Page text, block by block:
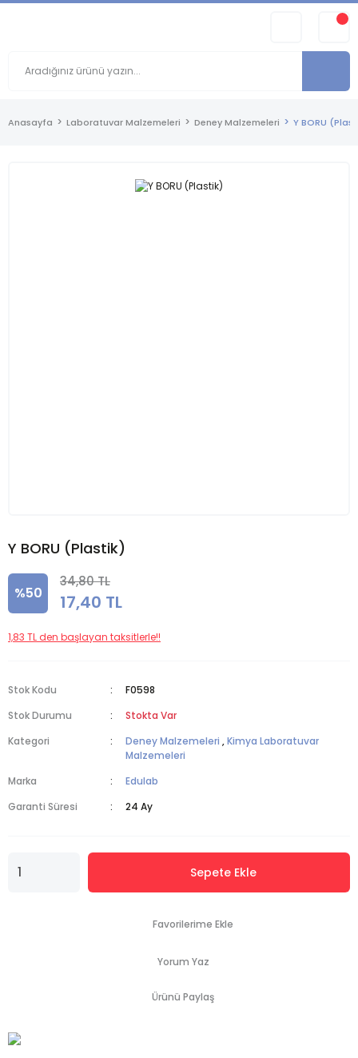
Anasayfa Laboratuvar Malzemeleri Deney Malzemeleri Y BORU
Y BORU (Plastik)
%50
34,80 TL
17,40 TL
1,83 TL den başlayan taksitlerle!!
Stok Kodu
F0598
Stok Durumu
Stokta Var
Kategori
Deney Malzemeleri ,Kimya Laboratuvar
Malzemeleri
Marka
Edulab
Garanti Süresi
24 Ay
Sepete Ekle
Yorum Yaz
Ürünü Paylaş